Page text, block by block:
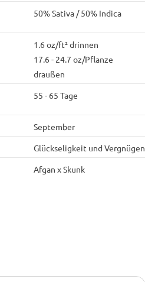
50% Sativa / 50% Indica
1.6 oz/ft² drinnen
17.6 - 24.7 oz/Pflanze
draußen
55 - 65 Tage
September
Glückseligkeit und Vergnügen
Afgan x Skunk